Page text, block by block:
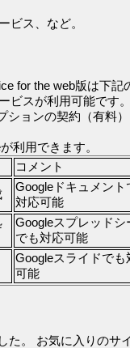
ビス、など。
for the web版は下記
ビスが利用可能です
ションの契約（有料
利用できます。
コメント
Googleドキュメント
対応可能
Googleスプレッドシ
でも対応可能
Googleスライドでも
可能
た。 お気に入りのサ